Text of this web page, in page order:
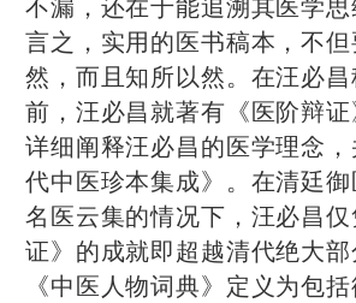
言之，实用的医书稿本，不
然，而且知所以然。在汪必
前，汪必昌就著有《医阶辩
详细阐释汪必昌的医学理念
代中医珍本集成》。在清廷
名医云集的情况下，汪必昌
证》的成就即超越清代绝大
《中医人物词典》定义为包